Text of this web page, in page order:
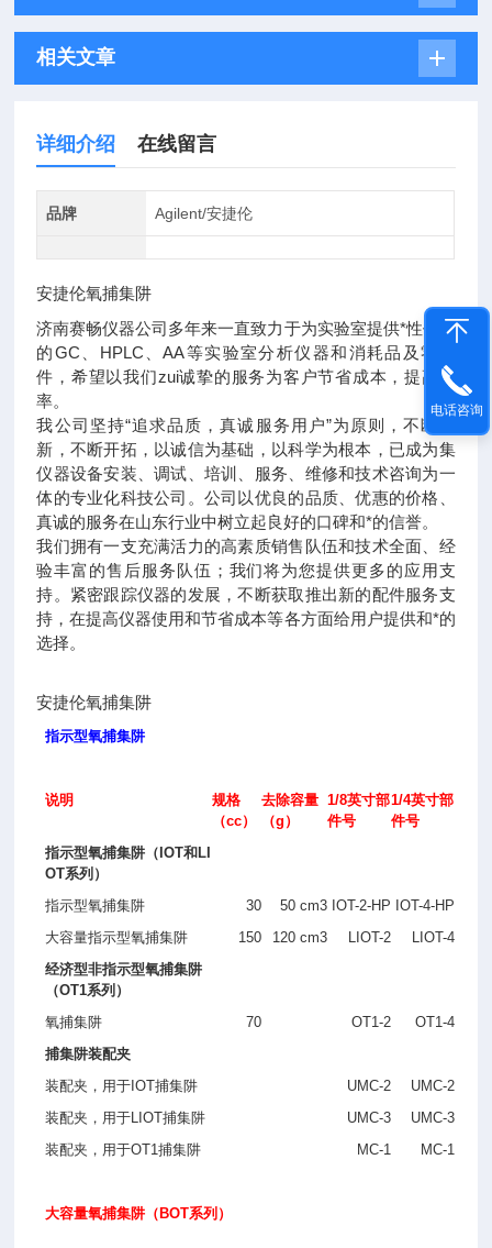
相关文章
详细介绍 在线留言
品牌 Agilent/安捷伦
安捷伦氧捕集阱
济南赛畅仪器公司多年来一直致力于为实验室提供*性价比
的GC、HPLC、AA等实验室分析仪器和消耗品及零配
件，希望以我们zui诚挚的服务为客户节省成本，提高效
率。
我公司坚持“追求品质，真诚服务用户”为原则，不断创
新，不断开拓，以诚信为基础，以科学为根本，已成为集
仪器设备安装、调试、培训、服务、维修和技术咨询为一
体的专业化科技公司。公司以优良的品质、优惠的价格、
真诚的服务在山东行业中树立起良好的口碑和*的信誉。
我们拥有一支充满活力的高素质销售队伍和技术全面、经
验丰富的售后服务队伍；我们将为您提供更多的应用支
持。紧密跟踪仪器的发展，不断获取推出新的配件服务支
持，在提高仪器使用和节省成本等各方面给用户提供和*的
选择。
安捷伦氧捕集阱
指示型氧捕集阱
说明
规格
（cc）
去除容量
（g）
1/8英寸部
件号
1/4英寸部
件号
指示型氧捕集阱（ IOT和 LI
OT系列）
指示型氧捕集阱
30 50 cm3 IOT-2-HP IOT-4-HP
大容量指示型氧捕集阱
150 120 cm3 LIOT-2
LIOT-4
经济型非指示型氧捕集阱
（OT1系列）
氧捕集阱
70 OT1-2
OT1-4
捕集阱装配夹
装配夹，用于IOT捕集阱 UMC-2
UMC-2
装配夹，用于LIOT捕集阱 UMC-3
UMC-3
装配夹，用于OT1捕集阱 MC-1 MC-1
大容量氧捕集阱（ BOT系列）
电话咨询